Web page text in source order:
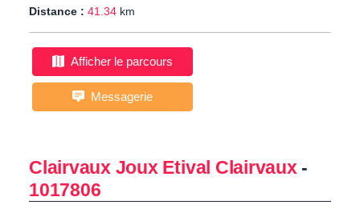
Distance : 41.34 km
Afficher le parcours
Messagerie
Clairvaux Joux Etival Clairvaux-
1017806